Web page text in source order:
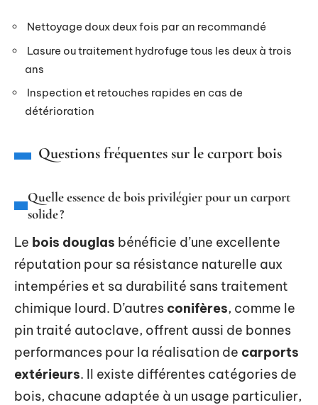
Nettoyage doux deux fois par an recommandé
Lasure ou traitement hydrofuge tous les deux à trois
ans
Inspection et retouches rapides en cas de
détérioration
Questions fréquentes sur le carport bois
Quelle essence de bois privilégier pour un carport
solide ?
Le bois douglas bénéficie d’une excellente
réputation pour sa résistance naturelle aux
intempéries et sa durabilité sans traitement
chimique lourd. D’autres conifères, comme le
pin traité autoclave, offrent aussi de bonnes
performances pour la réalisation de carports
extérieurs. Il existe différentes catégories de
bois, chacune adaptée à un usage particulier,